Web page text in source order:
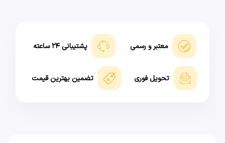
معتبر و رسمی پشتیبانی ۲۴ ساعته
تحویل فوری تضمین بهترین قیمت